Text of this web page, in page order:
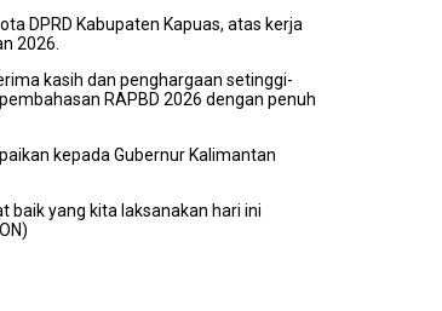
DPRD Kabupaten Kapuas, atas kerja
2026.
kasih dan penghargaan setinggi-
RAPBD 2026 dengan penuh
kepada Gubernur Kalimantan
baik yang kita laksanakan hari ini